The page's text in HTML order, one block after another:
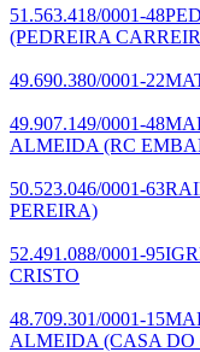
51.563.418/0001-48
(PEDREIRA
49.690.380/0001-22
49.907.149/0001-48
ALMEIDA (RC
50.523.046/0001-63
PEREIRA)
52.491.088/0001-95
CRISTO
48.709.301/0001-15
ALMEIDA (CASA DO